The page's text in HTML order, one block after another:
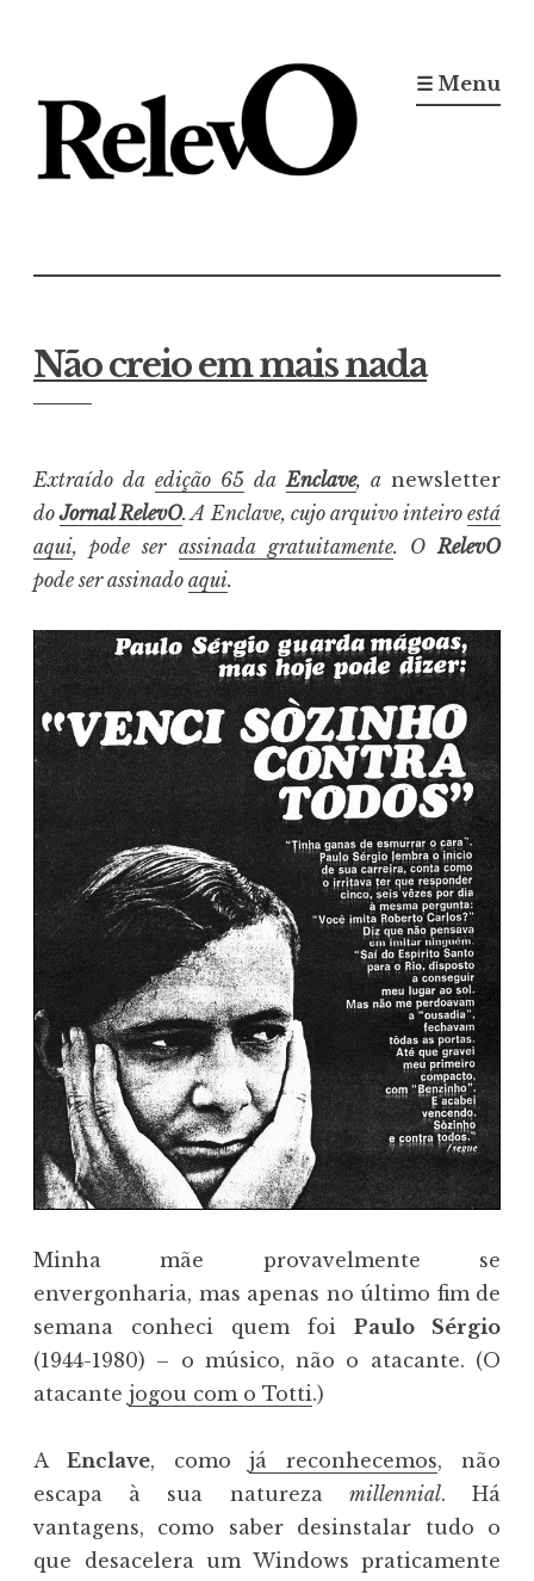
conteúdo
☰ Menu
Não creio em mais nada
Extraído da edição 65 daEnclave, a newsletter
doJornal RelevO. A Enclave, cujo arquivo inteiro está
aqui, pode ser assinada gratuitamente. ORelevO
pode ser assinado aqui.
Minha mãe provavelmente se
envergonharia, mas apenas no último fim de
semana conheci quem foi Paulo Sérgio
(1944-1980) – o músico, não o atacante. (O
atacante jogou com o Totti.)
A Enclave, comojá reconhecemos, não
escapa à sua natureza millennial. Há
vantagens, como saber desinstalar tudo o
que desacelera um Windows praticamente